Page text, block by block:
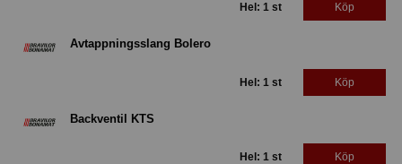
Hel: 1 st Köp
Avtappningsslang Bolero
Hel: 1 st Köp
Backventil KTS
Hel: 1 st Köp